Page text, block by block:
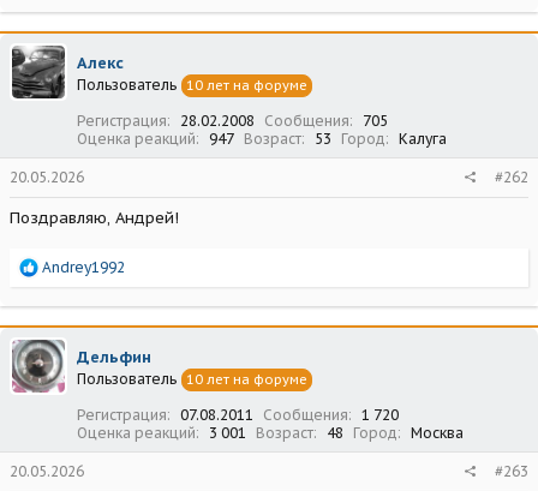
а
к
ц
и
и
Алекс
Пользователь 10 лет на форуме
Регистрация 28.02.2008 Сообщения
705
Оценка реакций
947 Возраст 53 Город Калуга
20.05.2026 #262
Поздравляю, Андрей!
Р
а
к
ц
и
и
Andrey1992
Дельфин
Пользователь 10 лет на форуме
Регистрация 07.08.2011 Сообщения
1 720
Оценка реакций
3 001 Возраст 48 Город Москва
20.05.2026 #263